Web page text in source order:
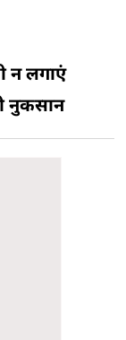
न लगाएं
नुकसान